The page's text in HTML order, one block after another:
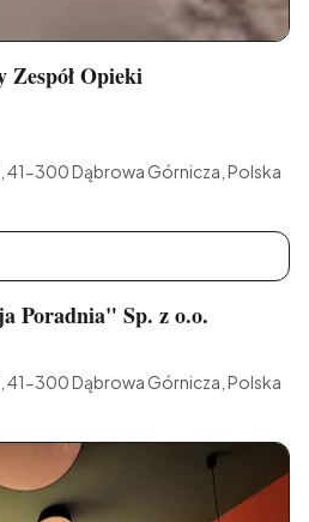
Opieki
41-300 Dąbrowa Górnicza, Polska
Poradnia" Sp. z o.o.
41-300 Dąbrowa Górnicza, Polska